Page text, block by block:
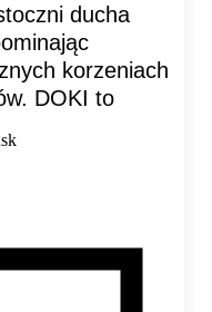
ducha
korzeniach
DOKI to